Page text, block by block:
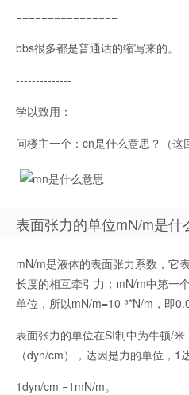
================
bbs很多都是普通话的缩写来的。
--------------
学以致用：
问楼主一个：cn是什么意思？（这
表面张力的单位mN/m是什
mN/m是液体的表面张力系数，它
长度的相互牵引力；mN/m中第一
单位，所以mN/m=10⁻³*N/m，即
表面张力的单位在SI制中为牛顿/
（dyn/cm），达因是力的单位，1
1dyn/cm =1mN/m。